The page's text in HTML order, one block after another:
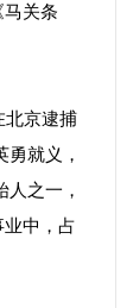
关条
京逮捕
就义，
之一，
中，占